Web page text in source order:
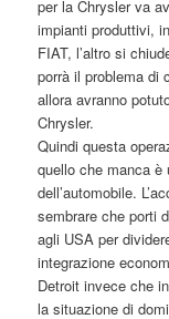
per la Chrysler va
impianti produttivi,
FIAT, l’altro si
porrà il problema di
allora avranno
Chrysler.
Quindi questa
quello che manca è
dell’automobile.
sembrare che porti
agli USA per
integrazione
Detroit invece che
la situazione di